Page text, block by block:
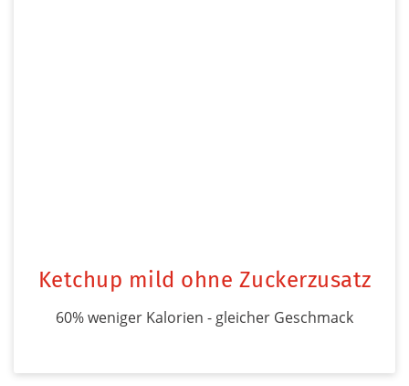
Ketchup mild ohne Zuckerzusatz
60% weniger Kalorien - gleicher Geschmack